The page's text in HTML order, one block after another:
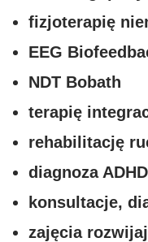
fizjoterapię
EEG
NDT Bobath
terapię
rehabilitację
diagnoza ADHD
konsultacje,
zajęcia